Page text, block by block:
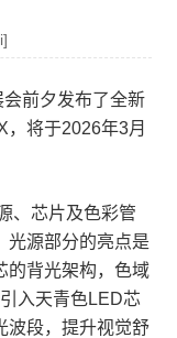
前夕发布了全新
将于2026年3月
、芯片及色彩管
光源部分的亮点是
的背光架构，色域
入天青色LED芯
波段，提升视觉舒